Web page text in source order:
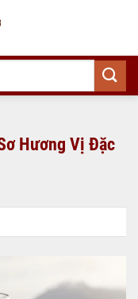
Hương Vị Đặc